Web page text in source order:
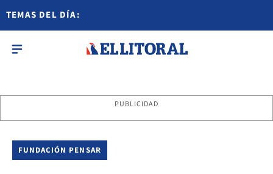
TEMAS DEL DÍA:
PUBLICIDAD
FUNDACIÓN PENSAR